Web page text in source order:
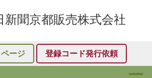
新聞京都販売株式会社
ージ 登録コード発行依頼